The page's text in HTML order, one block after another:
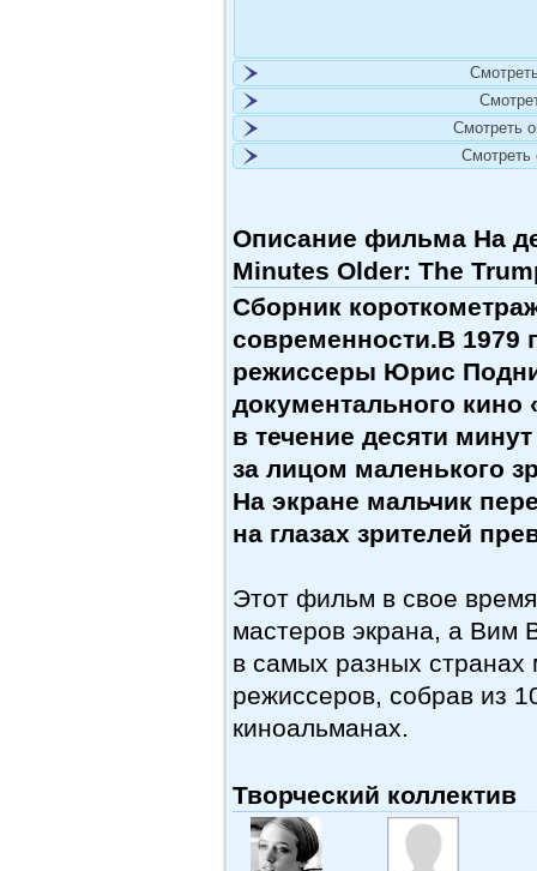
Смотреть
Смотреть
Описание фильма На
Minutes Older: The
Сборник
современности.В 1979
режиссеры Юрис
документального кино
в течение десяти
за лицом маленького
На экране мальчик
на глазах зрителей
Этот фильм в свое
мастеров экрана, а Вим
в самых разных странах
режиссеров, собрав из
киноальманах.
Творческий коллектив